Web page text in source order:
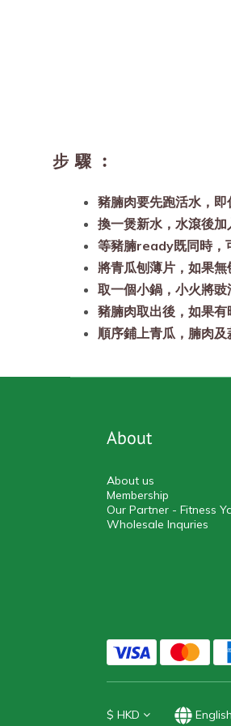
步驟︰
豬腩肉要先跑活水，即
換一煲新水，水滾後
等豬腩ready既同時，
將青瓜刨薄片，如果
取一個小鍋，小火將豉
豬腩肉取出後，如果有
順序鋪上青瓜，腩肉
About
About us
Membership
Our Partner - Fitness
Wholesale Inquries
$ HKD English